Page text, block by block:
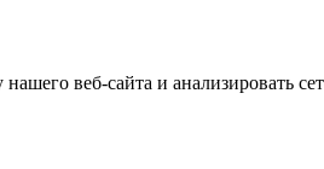
веб-сайта и анализировать